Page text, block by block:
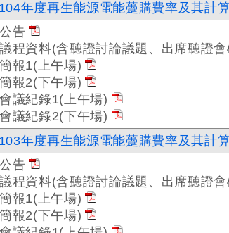
年度再生能源電能躉購費率及其計
告
程資料(含聽證討論議題、出席聽證
報1(上午場)
報2(下午場)
議紀錄1(上午場)
議紀錄2(下午場)
年度再生能源電能躉購費率及其計
告
程資料(含聽證討論議題、出席聽證
報1(上午場)
報2(下午場)